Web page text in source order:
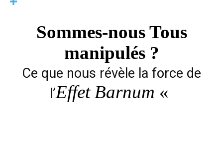
Sommes-nous Tous
manipulés ?
Ce que nous révèle la force de
l’Effet Barnum «